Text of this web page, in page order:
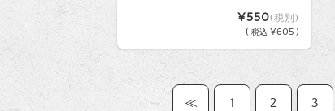
¥550(税別)
( 税込 ¥605 )
≪ 1 2 3